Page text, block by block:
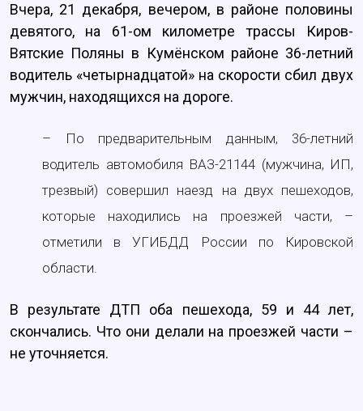
Вчера, 21 декабря, вечером, в районе половины
девятого, на 61-ом километре трассы Киров-
Вятские Поляны в Кумёнском районе 36-летний
водитель «четырнадцатой» на скорости сбил двух
мужчин, находящихся на дороге.
– По предварительным данным, 36-летний
водитель автомобиля ВАЗ-21144 (мужчина, ИП,
трезвый) совершил наезд на двух пешеходов,
которые находились на проезжей части, –
отметили в УГИБДД России по Кировской
области.
В результате ДТП оба пешехода, 59 и 44 лет,
скончались. Что они делали на проезжей части –
не уточняется.